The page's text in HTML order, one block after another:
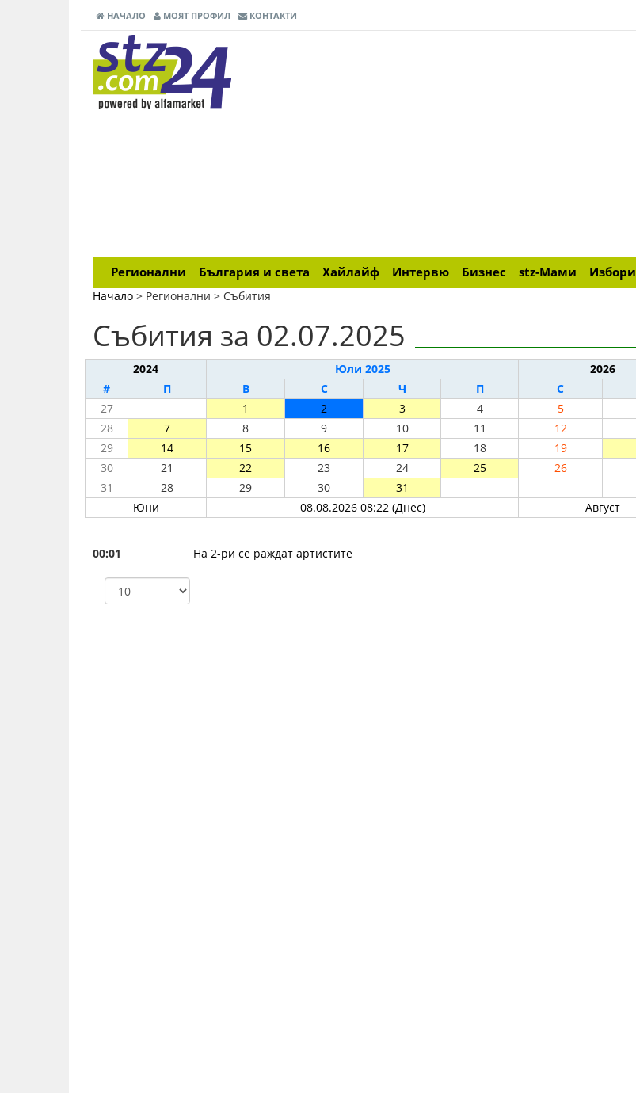
НАЧАЛО МОЯТ ПРОФИЛ КОНТАКТИ
Регионални България и света Хайлайф Интервю Бизнес stz-Мами Избори
Начало > Регионални > Събития
Събития за 02.07.2025
2024 Юли 2025
2026
#
П В С Ч П С
27
1 2 3 4 5
28
7 8 9 10 11 12
29
14 15 16 17 18 19
30
21 22 23 24 25 26
31
28 29 30
31
Юни
08.08.2026 08:22 (Днес) Август
00:01
На 2-ри се раждат артистите